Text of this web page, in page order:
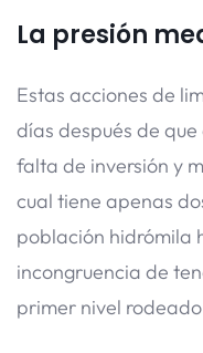
La presión
Estas acciones de
días después de
falta de inversión y
cual tiene apenas
población hidrómila
incongruencia de
primer nivel rodeado